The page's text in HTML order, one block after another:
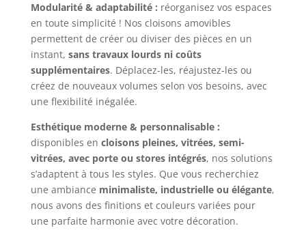
Modularité & adaptabilité : réorganisez vos espaces
en toute simplicité ! Nos cloisons amovibles
permettent de créer ou diviser des pièces en un
instant, sans travaux lourds ni coûts
supplémentaires. Déplacez-les, réajustez-les ou
créez de nouveaux volumes selon vos besoins, avec
une flexibilité inégalée.
Esthétique moderne & personnalisable :
disponibles en cloisons pleines, vitrées, semi-
vitrées, avec porte ou stores intégrés, nos solutions
s’adaptent à tous les styles. Que vous recherchiez
une ambiance minimaliste, industrielle ou élégante,
nous avons des finitions et couleurs variées pour
une parfaite harmonie avec votre décoration.